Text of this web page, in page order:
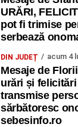
URĂRI,
pot fi trimise
serbează
DIN JUDEȚ acum 4
Mesaje de
urări și
transmise
sărbătoresc
sebesinfo.ro